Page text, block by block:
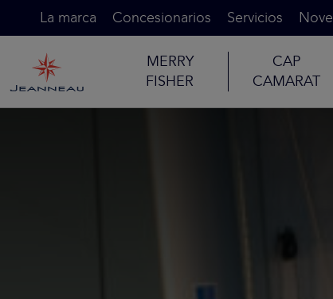
La marca Concesionarios Servicios
MERRY
FISHER
CAP
CAMARAT